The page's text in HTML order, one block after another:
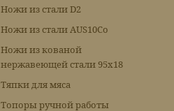
Ножи из стали D2
Ножи из стали AUS10Co
Ножи из кованой
нержавеющей стали 95х18
Тяпки для мяса
Топоры ручной работы